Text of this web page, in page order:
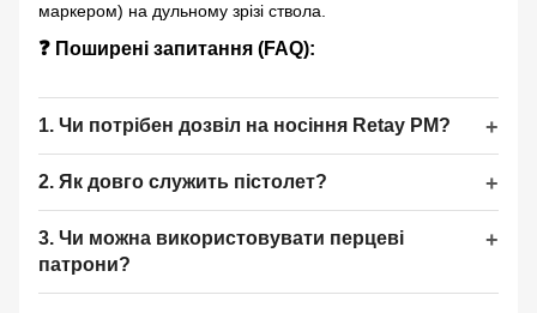
маркером) на дульному зрізі ствола.
❓ Поширені запитання (FAQ):
1. Чи потрібен дозвіл на носіння Retay PM?
2. Як довго служить пістолет?
3. Чи можна використовувати перцеві
патрони?